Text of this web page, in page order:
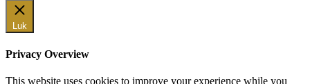
Luk
Privacy Overview
This website uses cookies to improve your experience while you